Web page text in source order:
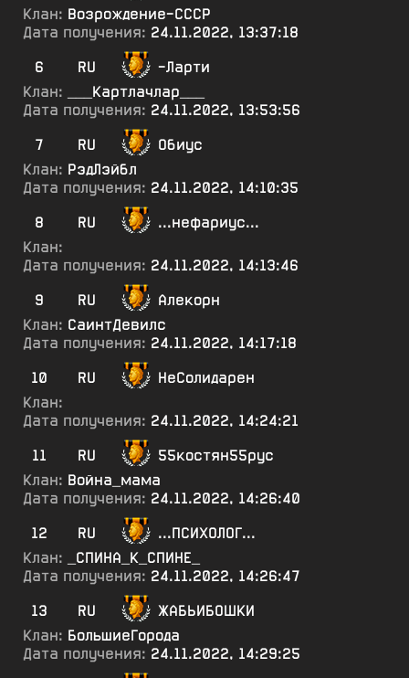
Клан: Возрождение-СССР
Дата получения: 24.11.2022, 13:37:18
6
RU
-Ларти
Клан:
___Картлачлар___
Дата получения: 24.11.2022, 13:53:56
7
RU
Обиус
Клан: РэдЛэйбл
Дата получения: 24.11.2022, 14:10:35
8
RU
...нефариус...
Клан:
Дата получения: 24.11.2022, 14:13:46
9
RU
Алекорн
Клан: СаинтДевилс
Дата получения: 24.11.2022, 14:17:18
10
RU
НеСолидарен
Клан:
Дата получения: 24.11.2022, 14:24:21
11
RU
55костян55рус
Клан: Война_мама
Дата получения: 24.11.2022, 14:26:40
12
RU
...ПСИХОЛОГ...
Клан:
_СПИНА_К_СПИНЕ_
Дата получения: 24.11.2022, 14:26:47
13
RU
ЖАБЬИБОШКИ
Клан: БольшиеГорода
Дата получения: 24.11.2022, 14:29:25